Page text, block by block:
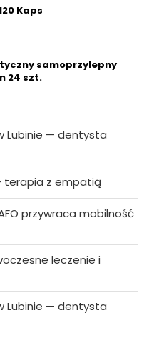
Kaps
samoprzylepny
24 szt.
Lubinie — dentysta
terapia z empatią
przywraca mobilność
leczenie i
Lubinie — dentysta